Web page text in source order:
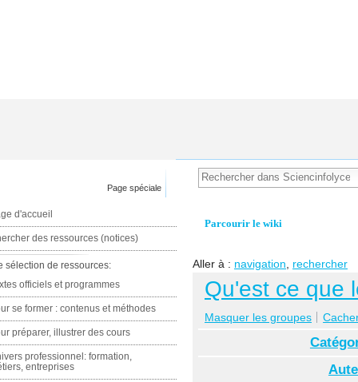
Parcourir le wiki
Aller à : navigation rechercher
Qu'est ce que
Masquer les groupes
Page spéciale
d'accueil
des ressources (notices)
sélection de ressources:
officiels et programmes
se former : contenus et méthodes
préparer, illustrer des cours
professionnel: formation,
entreprises